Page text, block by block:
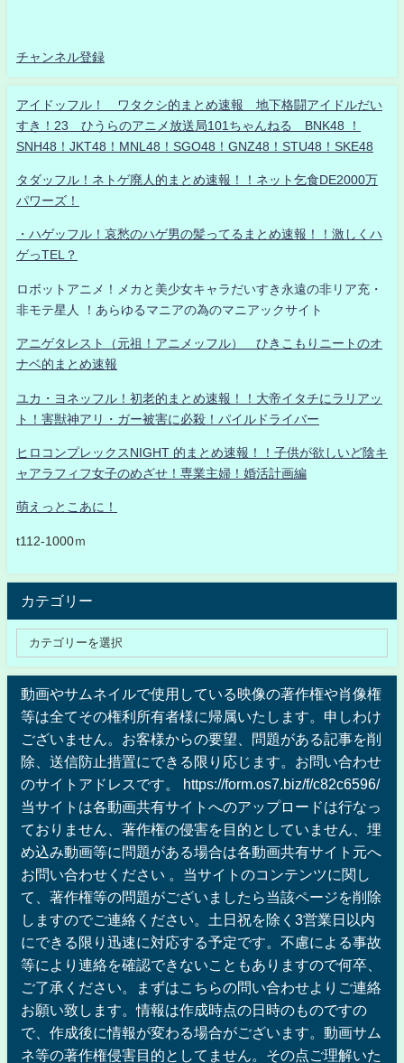
チャンネル登録
アイドッフル！ ワタクシ的まとめ速報 地下格闘アイドルだい
すき！23 ひうらのアニメ放送局101ちゃんねる BNK48 ！
SNH48！JKT48！MNL48！SGO48！GNZ48！STU48！SKE48
タダッフル！ネトゲ廃人的まとめ速報！！ネット乞食DE2000万
パワーズ！
・ハゲッフル！哀愁のハゲ男の髪ってるまとめ速報！！激しくハ
ゲっTEL？
ロボットアニメ！メカと美少女キャラだいすき永遠の非リア充・
非モテ星人 ！あらゆるマニアの為のマニアックサイト
アニゲタレスト（元祖！アニメッフル） ひきこもりニートのオ
ナベ的まとめ速報
ユカ・ヨネッフル！初老的まとめ速報！！大帝イタチにラリアッ
ト！害獣神アリ・ガー被害に必殺！パイルドライバー
ヒロコンプレックスNIGHT 的まとめ速報！！子供が欲しいど陰キ
ャアラフィフ女子のめざせ！専業主婦！婚活計画編
萌えっとこあに！
t112-1000ｍ
カテゴリー
動画やサムネイルで使用している映像の著作権や肖像権
等は全てその権利所有者様に帰属いたします。申しわけ
ございません。お客様からの要望、問題がある記事を削
除、送信防止措置にできる限り応じます。お問い合わせ
のサイトアドレスです。 https://form.os7.biz/f/c82c6596/
当サイトは各動画共有サイトへのアップロードは行なっ
ておりません、著作権の侵害を目的としていません、埋
め込み動画等に問題がある場合は各動画共有サイト元へ
お問い合わせください 。当サイトのコンテンツに関し
て、著作権等の問題がございましたら当該ページを削除
しますのでご連絡ください。土日祝を除く3営業日以内
にできる限り迅速に対応する予定です。不慮による事故
等により連絡を確認できないこともありますので何卒、
ご了承ください。まずはこちらの問い合わせよりご連絡
お願い致します。情報は作成時点の日時のものですの
で、作成後に情報が変わる場合がございます。動画サム
ネ等の著作権侵害目的としてません。その点ご理解いた